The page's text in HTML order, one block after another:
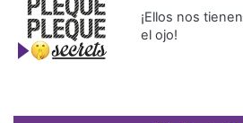
¡Ellos nos
el ojo!